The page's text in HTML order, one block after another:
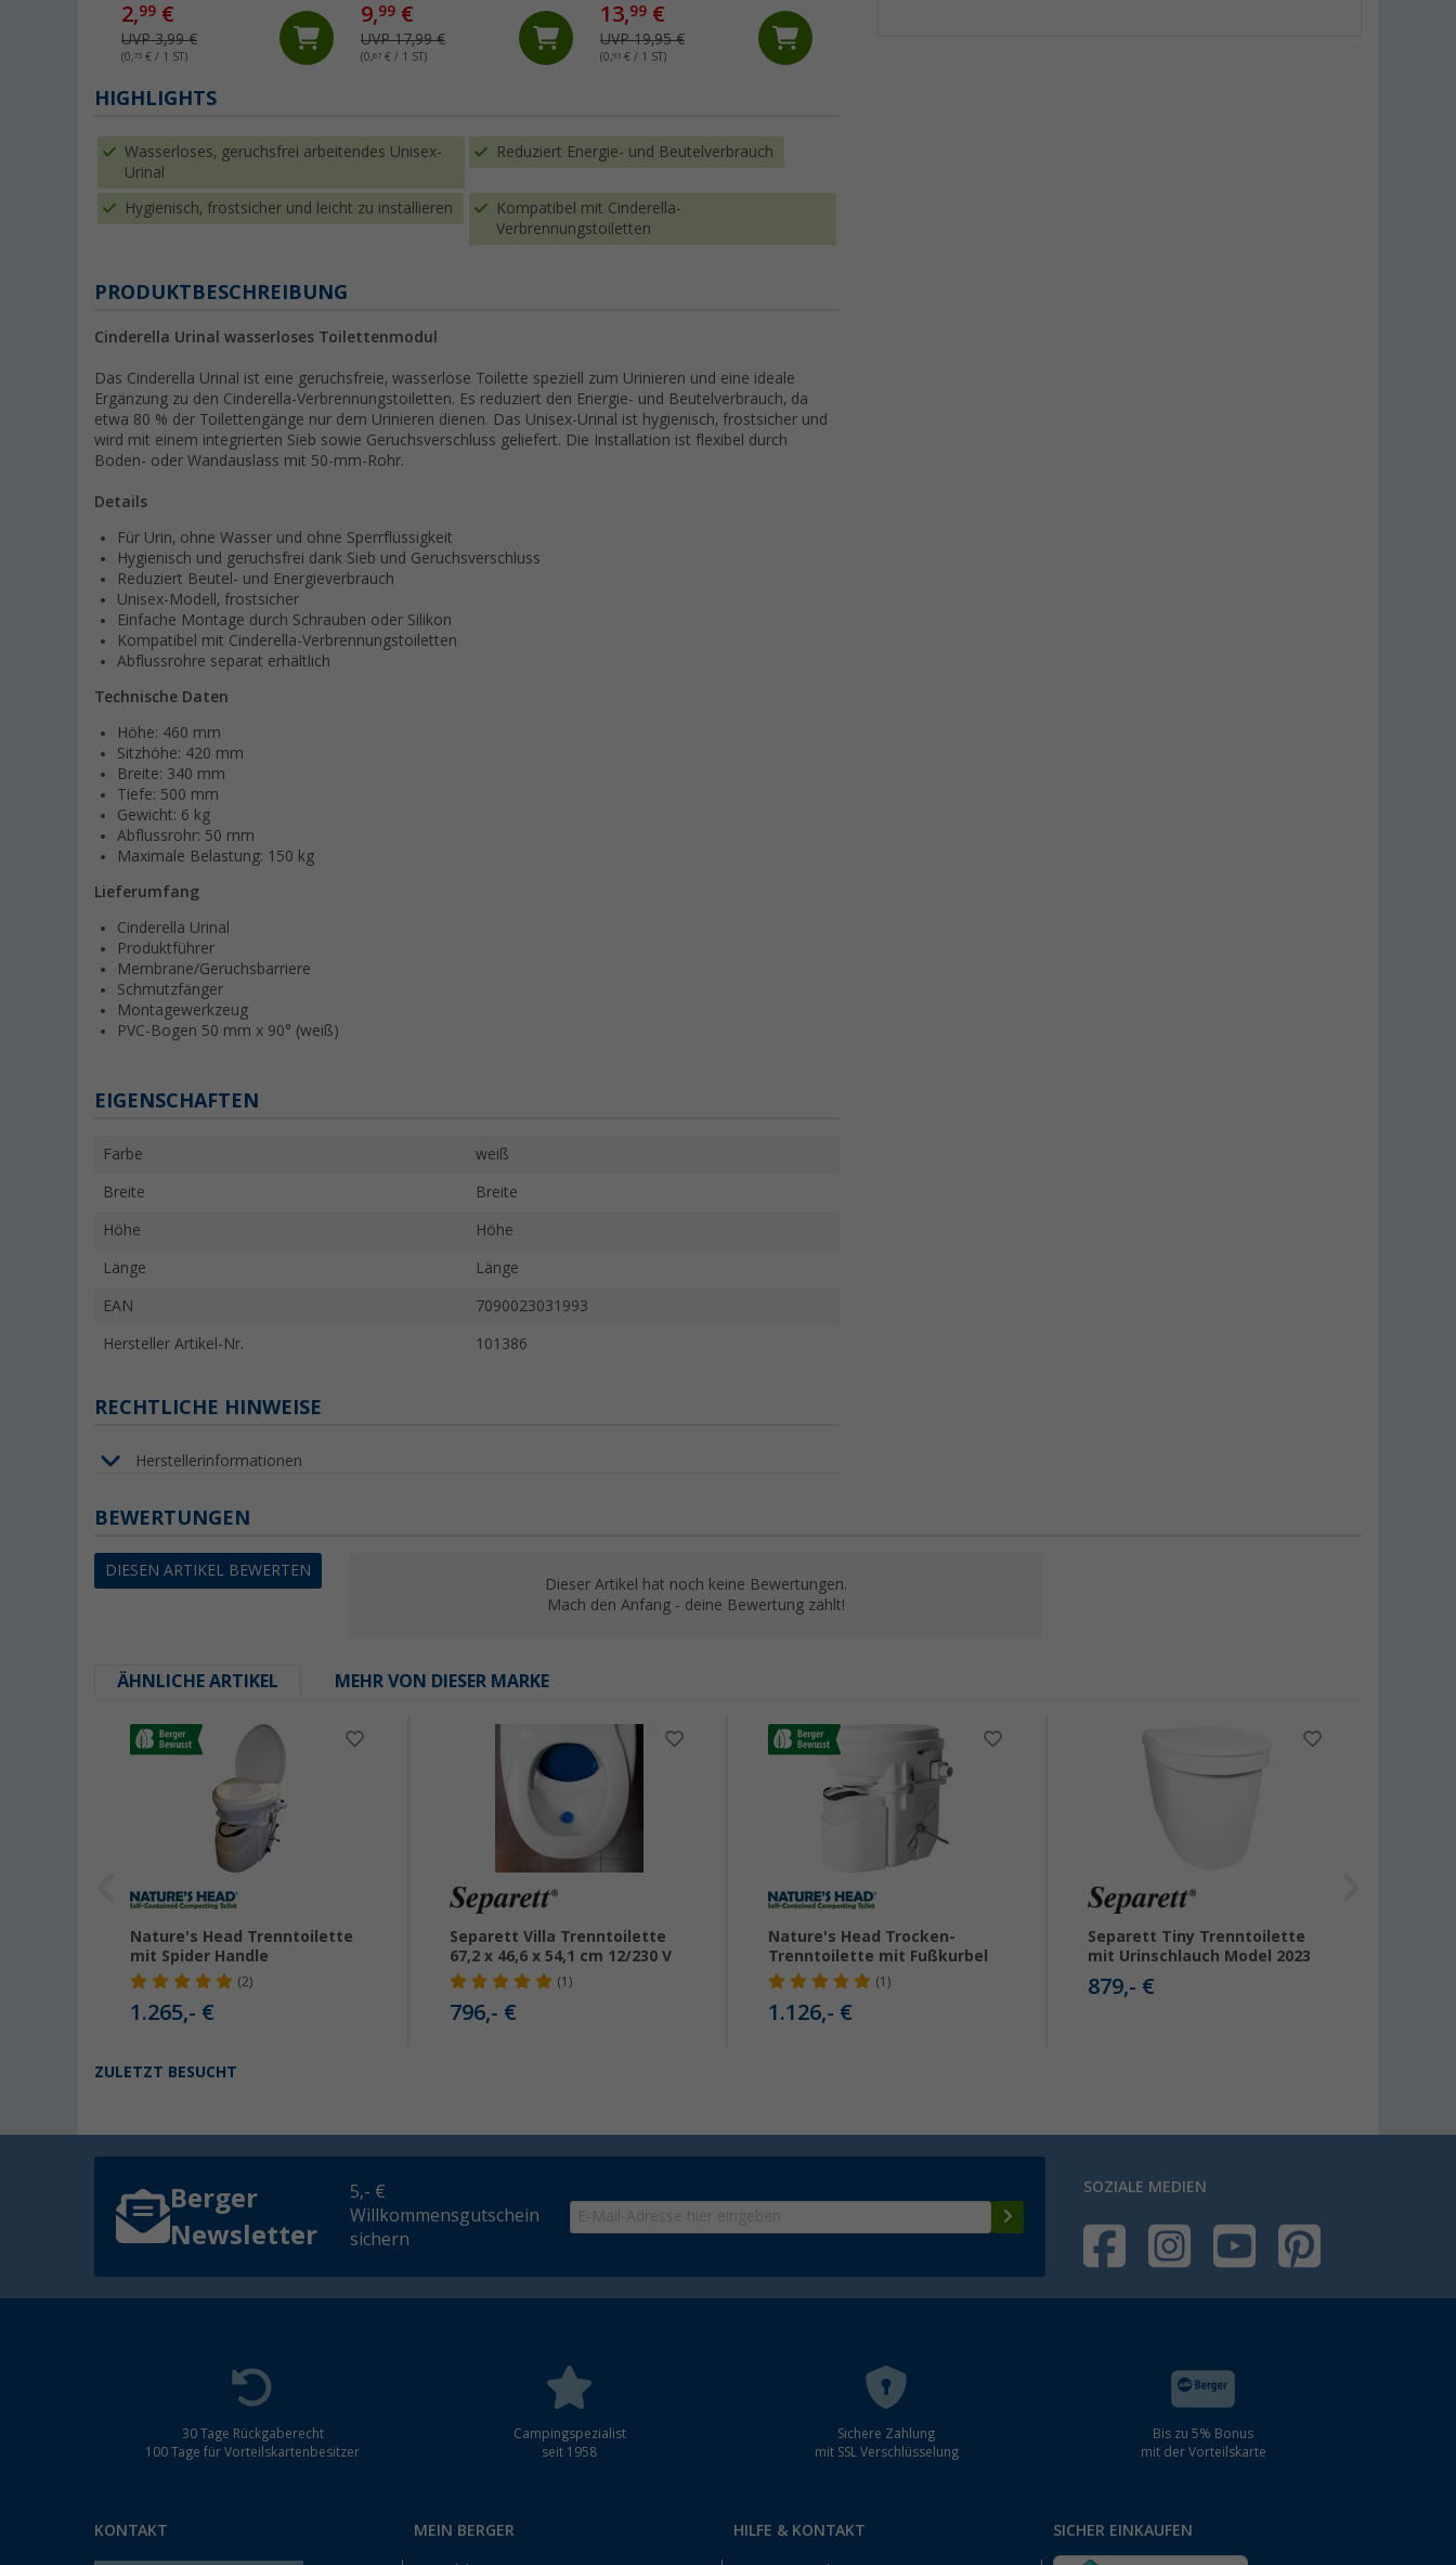
2,99 €
UVP 3,99 €
(0,75 € / 1 ST)
9,99 €
UVP 17,99 €
(0,67 € / 1 ST)
13,99 €
UVP 19,95 €
(0,93 € / 1 ST)
HIGHLIGHTS
Wasserloses, geruchsfrei arbeitendes Unisex-
Urinal
Reduziert Energie- und Beutelverbrauch
Hygienisch, frostsicher und leicht zu installieren
Kompatibel mit Cinderella-
Verbrennungstoiletten
PRODUKTBESCHREIBUNG
Cinderella Urinal wasserloses Toilettenmodul
Das Cinderella Urinal ist eine geruchsfreie, wasserlose Toilette speziell zum Urinieren und eine ideale
Ergänzung zu den Cinderella-Verbrennungstoiletten. Es reduziert den Energie- und Beutelverbrauch, da
etwa 80 % der Toilettengänge nur dem Urinieren dienen. Das Unisex-Urinal ist hygienisch, frostsicher und
wird mit einem integrierten Sieb sowie Geruchsverschluss geliefert. Die Installation ist flexibel durch
Boden- oder Wandauslass mit 50-mm-Rohr.
Details
Für Urin, ohne Wasser und ohne Sperrflüssigkeit
Hygienisch und geruchsfrei dank Sieb und Geruchsverschluss
Reduziert Beutel- und Energieverbrauch
Unisex-Modell, frostsicher
Einfache Montage durch Schrauben oder Silikon
Kompatibel mit Cinderella-Verbrennungstoiletten
Abflussrohre separat erhältlich
Technische Daten
Höhe: 460 mm
Sitzhöhe: 420 mm
Breite: 340 mm
Tiefe: 500 mm
Gewicht: 6 kg
Abflussrohr: 50 mm
Maximale Belastung: 150 kg
Lieferumfang
Cinderella Urinal
Produktführer
Membrane/Geruchsbarriere
Schmutzfänger
Montagewerkzeug
PVC-Bogen 50 mm x 90° (weiß)
EIGENSCHAFTEN
Farbe weiß
Breite Breite
Höhe Höhe
Länge Länge
EAN 7090023031993
Hersteller Artikel-Nr. 101386
RECHTLICHE HINWEISE
Herstellerinformationen
BEWERTUNGEN
DIESEN ARTIKEL BEWERTEN
Dieser Artikel hat noch keine Bewertungen.
Mach den Anfang - deine Bewertung zählt!
ÄHNLICHE ARTIKEL MEHR VON DIESER MARKE
Nature's Head Trenntoilette
mit Spider Handle
(2)
1.265,- €
Separett Villa Trenntoilette
67,2 x 46,6 x 54,1 cm 12/230 V
(1)
796,- €
Nature's Head Trocken-
Trenntoilette mit Fußkurbel
(1)
1.126,- €
Separett Tiny Trenntoilette
mit Urinschlauch Model 2023
879,- €
ZULETZT BESUCHT
Berger
Newsletter
5,- €
Willkommensgutschein
sichern
SOZIALE MEDIEN
30 Tage Rückgaberecht
100 Tage für Vorteilskartenbesitzer
Campingspezialist
seit 1958
Sichere Zahlung
mit SSL Verschlüsselung
Bis zu 5% Bonus
mit der Vorteilskarte
KONTAKT MEIN BERGER HILFE & KONTAKT SICHER EINKAUFEN